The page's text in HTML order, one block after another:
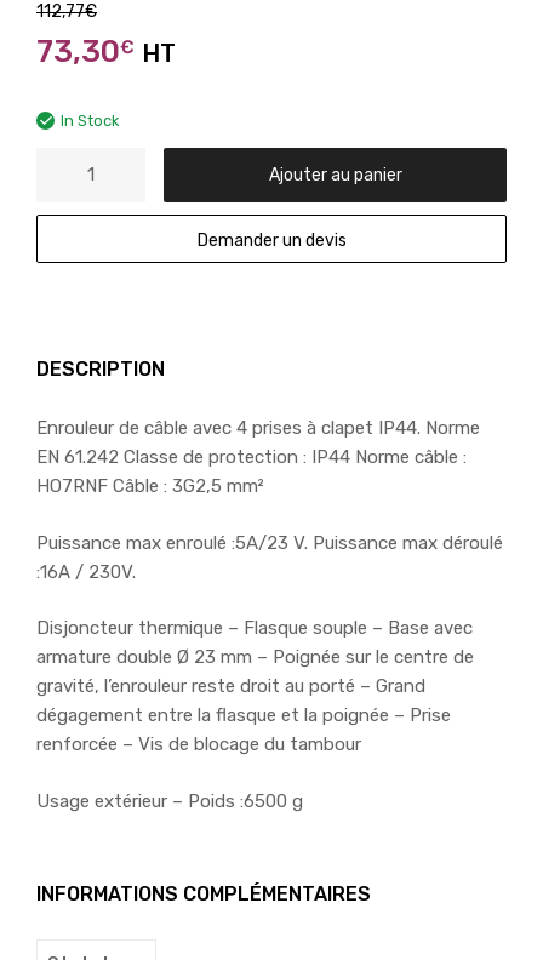
112,77€
73,30€ HT
In Stock
Ajouter au panier
Demander un devis
DESCRIPTION
Enrouleur de câble avec 4 prises à clapet IP44. Norme
EN 61.242 Classe de protection : IP44 Norme câble :
HO7RNF Câble : 3G2,5 mm²
Puissance max enroulé :5A/23 V. Puissance max déroulé
:16A / 230V.
Disjoncteur thermique – Flasque souple – Base avec
armature double Ø 23 mm – Poignée sur le centre de
gravité, l’enrouleur reste droit au porté – Grand
dégagement entre la flasque et la poignée – Prise
renforcée – Vis de blocage du tambour
Usage extérieur – Poids :6500 g
INFORMATIONS COMPLÉMENTAIRES